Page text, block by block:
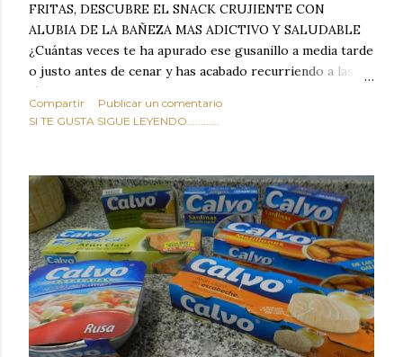
FRITAS, DESCUBRE EL SNACK CRUJIENTE CON
ALUBIA DE LA BAÑEZA MAS ADICTIVO Y SALUDABLE
¿Cuántas veces te ha apurado ese gusanillo a media tarde
o justo antes de cenar y has acabado recurriendo a las
típicas patatas de bolsa, frutos secos fritos o snacks
ultraprocesados llenos de grasas saturadas y sodio?
sabroso, con ese toque tostado y crujiente que tanto nos
satisface. Estas alubias crujientes al horno van a cambiar
por completo tu forma de ver las legumbres. Olvídate de
asociar las alubias únicamente a los guisos tradicionales y
copiosos de invierno. Con esta receta simple pero
revolucionaria, transformaremos un ingrediente tan
humilde como la alubia de La Bañeza en un snack ligero,
dorado, cargado de proteína y 100% natural. Es el
sustituto perfecto a los frutos se...
Compartir
Publicar un comentario
SI TE GUSTA SIGUE LEYENDO............